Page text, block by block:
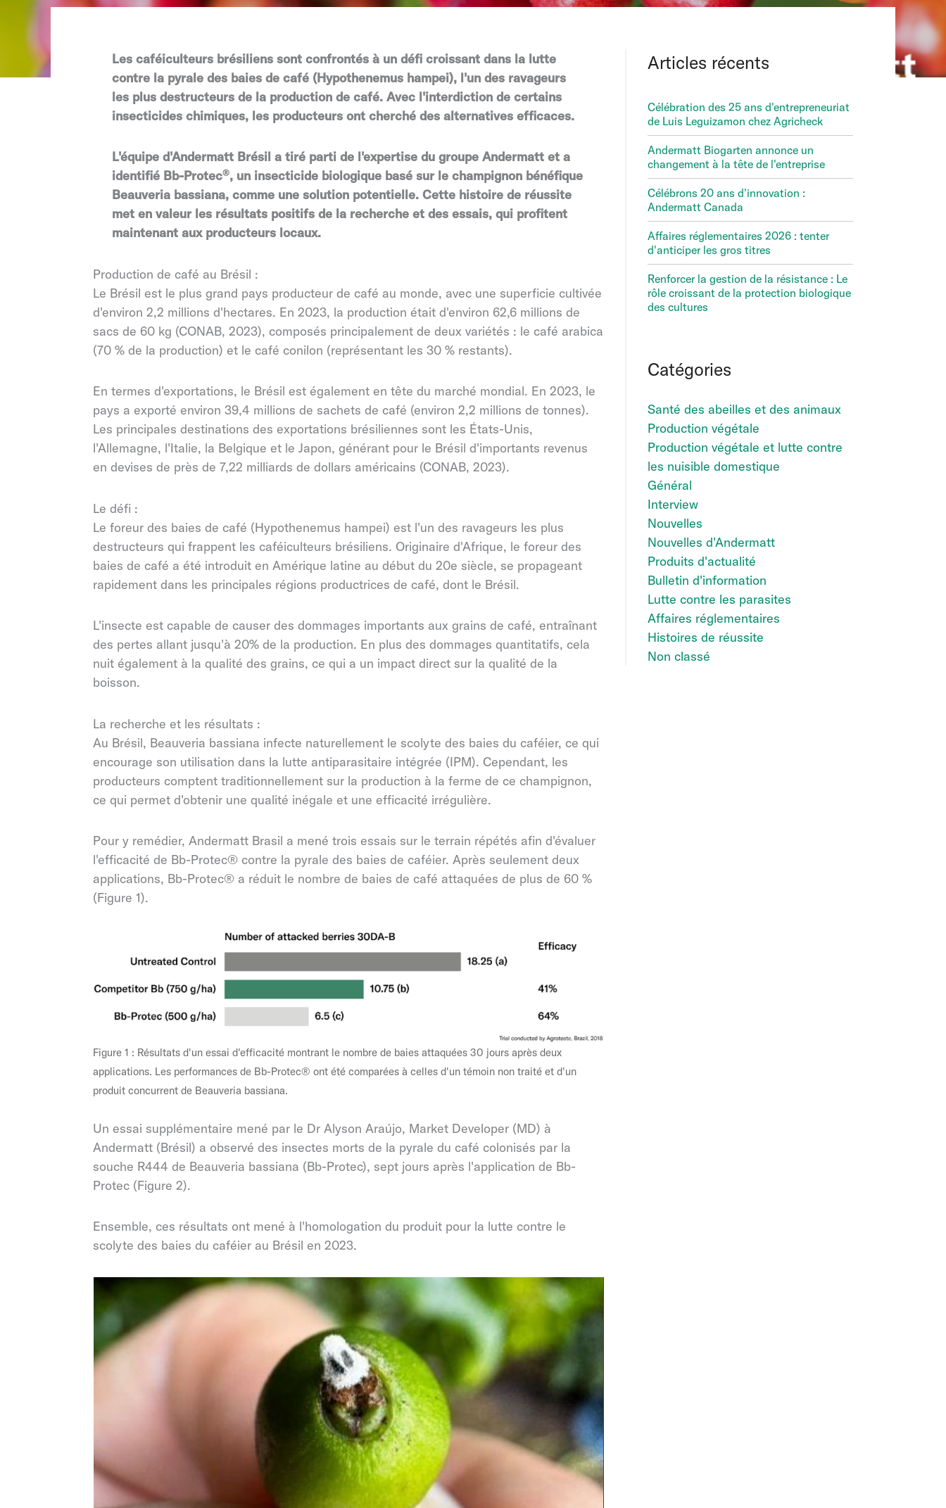
Les caféiculteurs brésiliens sont confrontés à un défi croissant dans la lutte
contre la pyrale des baies de café (Hypothenemus hampei), l'un des ravageurs
les plus destructeurs de la production de café. Avec l'interdiction de certains
insecticides chimiques, les producteurs ont cherché des alternatives efficaces.
L'équipe d'Andermatt Brésil a tiré parti de l'expertise du groupe Andermatt et a
identifié Bb-Protec®, un insecticide biologique basé sur le champignon bénéfique
Beauveria bassiana, comme une solution potentielle. Cette histoire de réussite
met en valeur les résultats positifs de la recherche et des essais, qui profitent
maintenant aux producteurs locaux.
Production de café au Brésil :
Le Brésil est le plus grand pays producteur de café au monde, avec une superficie cultivée
d'environ 2,2 millions d'hectares. En 2023, la production était d'environ 62,6 millions de
sacs de 60 kg (CONAB, 2023), composés principalement de deux variétés : le café arabica
(70 % de la production) et le café conilon (représentant les 30 % restants).
En termes d'exportations, le Brésil est également en tête du marché mondial. En 2023, le
pays a exporté environ 39,4 millions de sachets de café (environ 2,2 millions de tonnes).
Les principales destinations des exportations brésiliennes sont les États-Unis,
l'Allemagne, l'Italie, la Belgique et le Japon, générant pour le Brésil d'importants revenus
en devises de près de 7,22 milliards de dollars américains (CONAB, 2023).
Le défi :
Le foreur des baies de café (Hypothenemus hampei) est l'un des ravageurs les plus
destructeurs qui frappent les caféiculteurs brésiliens. Originaire d'Afrique, le foreur des
baies de café a été introduit en Amérique latine au début du 20e siècle, se propageant
rapidement dans les principales régions productrices de café, dont le Brésil.
L'insecte est capable de causer des dommages importants aux grains de café, entraînant
des pertes allant jusqu'à 20% de la production. En plus des dommages quantitatifs, cela
nuit également à la qualité des grains, ce qui a un impact direct sur la qualité de la
boisson.
La recherche et les résultats :
Au Brésil, Beauveria bassiana infecte naturellement le scolyte des baies du caféier, ce qui
encourage son utilisation dans la lutte antiparasitaire intégrée (IPM). Cependant, les
producteurs comptent traditionnellement sur la production à la ferme de ce champignon,
ce qui permet d'obtenir une qualité inégale et une efficacité irrégulière.
Pour y remédier, Andermatt Brasil a mené trois essais sur le terrain répétés afin d'évaluer
l'efficacité de Bb-Protec® contre la pyrale des baies de caféier. Après seulement deux
applications, Bb-Protec® a réduit le nombre de baies de café attaquées de plus de 60 %
(Figure 1).
Figure 1 : Résultats d'un essai d'efficacité montrant le nombre de baies attaquées 30 jours après deux
applications. Les performances de Bb-Protec® ont été comparées à celles d'un témoin non traité et d'un
produit concurrent de Beauveria bassiana.
Un essai supplémentaire mené par le Dr Alyson Araújo, Market Developer (MD) à
Andermatt (Brésil) a observé des insectes morts de la pyrale du café colonisés par la
souche R444 de Beauveria bassiana (Bb-Protec), sept jours après l'application de Bb-
Protec (Figure 2).
Ensemble, ces résultats ont mené à l'homologation du produit pour la lutte contre le
scolyte des baies du caféier au Brésil en 2023.
Articles récents
Célébration des 25 ans d'entrepreneuriat
de Luis Leguizamon chez Agricheck
Andermatt Biogarten annonce un
changement à la tête de l'entreprise
Célébrons 20 ans d'innovation :
Andermatt Canada
Affaires réglementaires 2026 : tenter
d'anticiper les gros titres
Renforcer la gestion de la résistance : Le
rôle croissant de la protection biologique
des cultures
Catégories
Santé des abeilles et des animaux
Production végétale
Production végétale et lutte contre
les nuisible domestique
Général
Interview
Nouvelles
Nouvelles d'Andermatt
Produits d'actualité
Bulletin d'information
Lutte contre les parasites
Affaires réglementaires
Histoires de réussite
Non classé